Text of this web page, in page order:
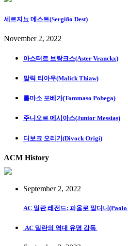
세르지뇨 데스트(Sergiño Dest)
November 2, 2022
아스터르 브랑크스(Aster Vranckx)
말릭 티아우(Malick Thiaw)
톰마소 포베가(Tommaso Pobega)
주니오르 메시아스(Junior Messias)
디보크 오리기(Divock Origi)
ACM History
September 2, 2022
AC 밀란 레전드: 파올로 말디니
AC 밀란의 역대 유명 감독